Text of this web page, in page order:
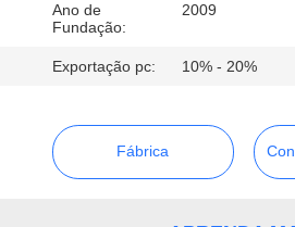
CONTACTE-
NOS
NOTÍCIA
Ano de
Fundação:
2009
Exportação pc: 10% - 20%
Fábrica